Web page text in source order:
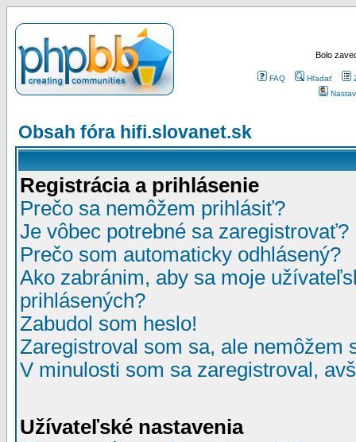
Bolo
FAQ Hľadať
Obsah fóra hifi.slovanet.sk
Registrácia a prihlásenie
Prečo sa nemôžem prihlásiť?
Je vôbec potrebné sa zaregistrovať?
Prečo som automaticky odhlásený?
Ako zabránim, aby sa moje
prihlásených?
Zabudol som heslo!
Zaregistroval som sa, ale nemôžem
V minulosti som sa zaregistroval,
Užívateľské nastavenia